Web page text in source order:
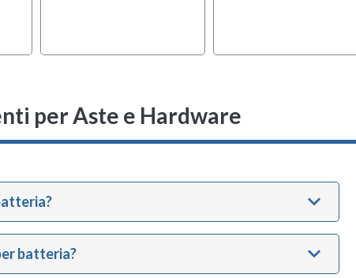
per Aste e Hardware
batteria?